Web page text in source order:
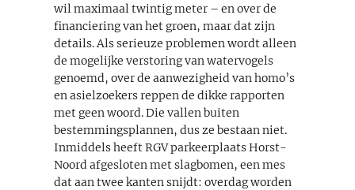
wil maximaal twintig meter – en over de
financiering van het groen, maar dat zijn
details. Als serieuze problemen wordt alleen
de mogelijke verstoring van watervogels
genoemd, over de aanwezigheid van homo’s
en asielzoekers reppen de dikke rapporten
met geen woord. Die vallen buiten
bestemmingsplannen, dus ze bestaan niet.
Inmiddels heeft RGV parkeerplaats Horst-
Noord afgesloten met slagbomen, een mes
dat aan twee kanten snijdt: overdag worden